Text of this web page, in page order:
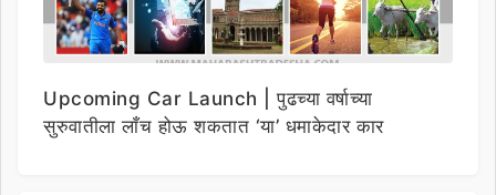
Upcoming Car Launch | पुढच्या वर्षाच्या
सुरुवातीला लाँच होऊ शकतात ‘या’ धमाकेदार कार